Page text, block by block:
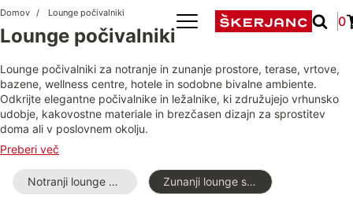
0
Domov Lounge počivalniki
Lounge počivalniki
Lounge počivalniki za notranje in zunanje prostore, terase, vrtove,
bazene, wellness centre, hotele in sodobne bivalne ambiente.
Odkrijte elegantne počivalnike in ležalnike, ki združujejo vrhunsko
udobje, kakovostne materiale in brezčasen dizajn za sprostitev
doma ali v poslovnem okolju.
Preberi več
Notranji lounge stoli Zunanji lounge stoli